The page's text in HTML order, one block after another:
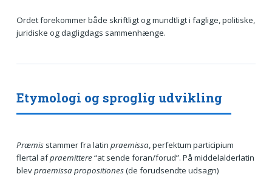
Ordet forekommer både skriftligt og mundtligt i faglige, politiske,
juridiske og dagligdags sammenhænge.
Etymologi og sproglig udvikling
Præmisstammer fra latin praemissa, perfektum participium
flertal afpraemittere“at sende foran/forud”. På middelalderlatin
blevpraemissa propositiones(de forudsendte udsagn)